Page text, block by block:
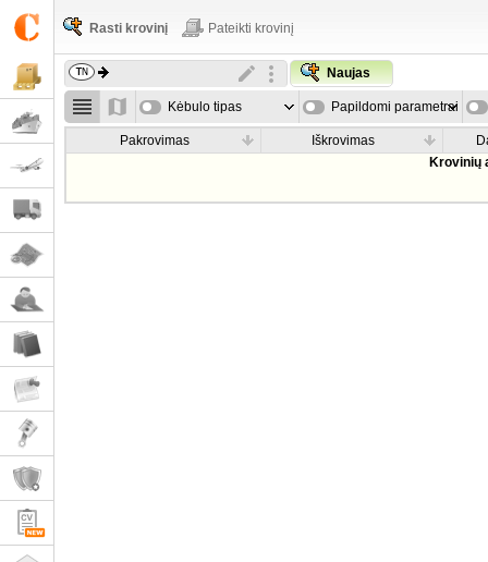
Rasti krovinį Pateikti krovinį
Naujas
Kėbulo tipas Papildomi parametrai
Pakrovimas Iškrovimas
Krovinių